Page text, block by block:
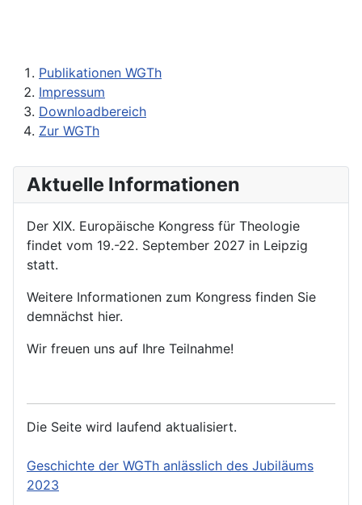
Publikationen WGTh
Impressum
Downloadbereich
Zur WGTh
Aktuelle Informationen
Der XIX. Europäische Kongress für Theologie
findet vom 19.-22. September 2027 in Leipzig
statt.
Weitere Informationen zum Kongress finden Sie
demnächst hier.
Wir freuen uns auf Ihre Teilnahme!
Die Seite wird laufend aktualisiert.
Geschichte der WGTh anlässlich des Jubiläums
2023